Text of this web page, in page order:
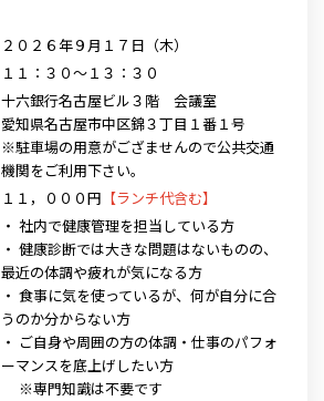
２０２６年９月１７日（木）
１１：３０～１３：３０
十六銀行名古屋ビル３階 会議室
愛知県名古屋市中区錦３丁目１番１号
※駐車場の用意がござませんので公共交通
機関をご利用下さい。
１１，０００円 【ランチ代含む】
・ 社内で健康管理を担当している方
・ 健康診断では大きな問題はないものの、
最近の体調や疲れが気になる方
・ 食事に気を使っているが、何が自分に合
うのか分からない方
・ ご自身や周囲の方の体調・仕事のパフォ
ーマンスを底上げしたい方
※専門知識は不要です